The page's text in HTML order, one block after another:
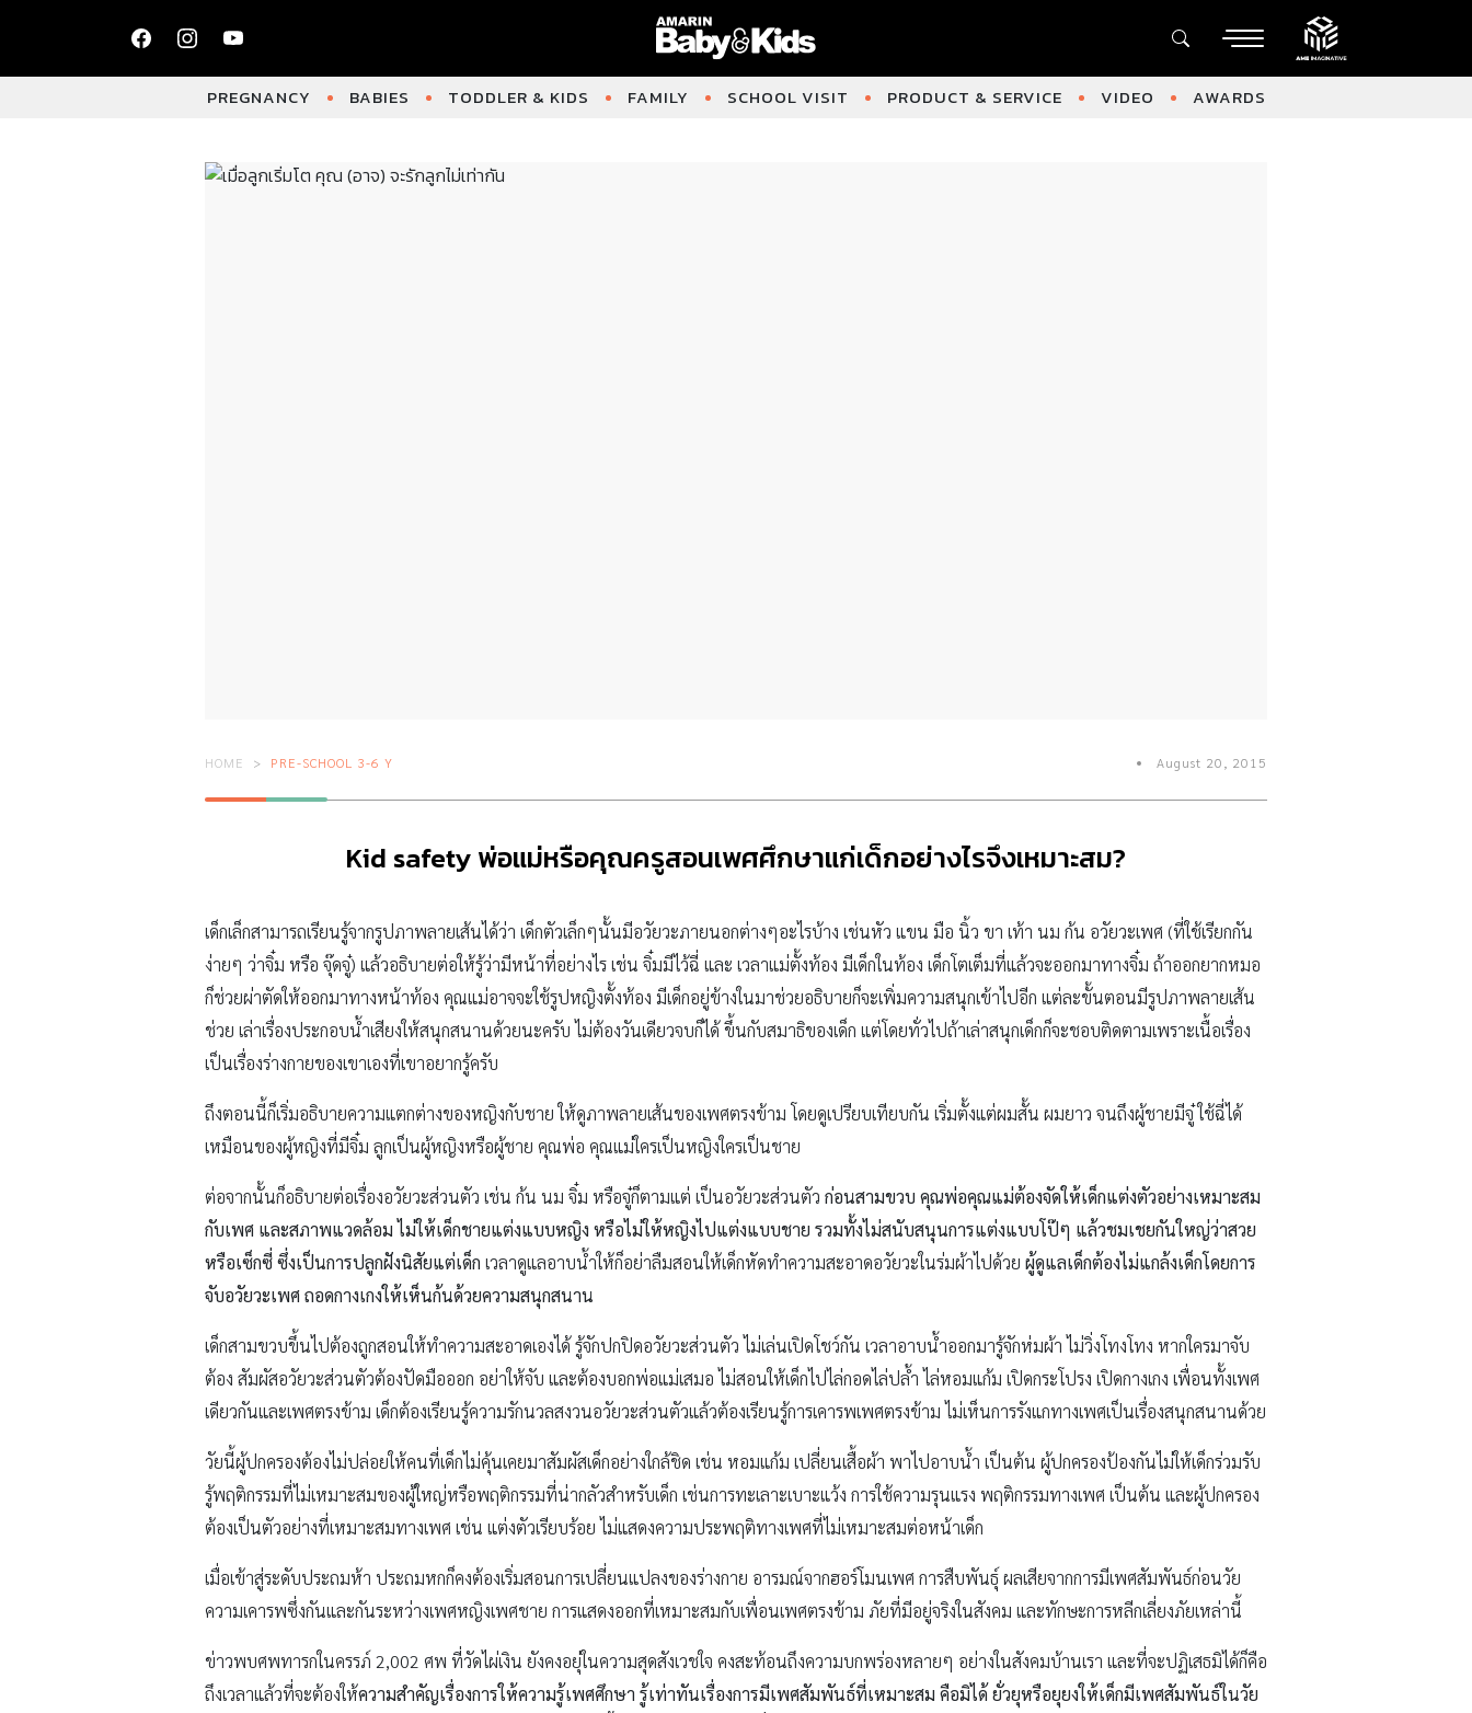
PREGNANCY BABIES TODDLER & KIDS FAMILY SCHOOL VISIT PRODUCT & SERVICE VIDEO AWARDS
HOME PRE-SCHOOL 3-6 Y August 20, 2015
Kid safety พ่อแม่หรือคุณครูสอนเพศศึกษาแก่เด็กอย่างไรจึงเหมาะสม?
เด็กเล็กสามารถเรียนรู้จากรูปภาพลายเส้นได้ว่า เด็กตัวเล็กๆนั้นมีอวัยวะภายนอกต่างๆอะไรบ้าง เช่นหัว แขน มือ นิ้ว ขา เท้า นม ก้น อวัยวะเพศ (ที่ใช้เรียกกัน
ง่ายๆ ว่าจิ๋ม หรือ จุ๊ดจู๋) แล้วอธิบายต่อให้รู้ว่ามีหน้าที่อย่างไร เช่น จิ๋มมีไว้ฉี่ และ เวลาแม่ตั้งท้อง มีเด็กในท้อง เด็กโตเต็มที่แล้วจะออกมาทางจิ๋ม ถ้าออกยากหมอ
ก็ช่วยผ่าตัดให้ออกมาทางหน้าท้อง คุณแม่อาจจะใช้รูปหญิงตั้งท้อง มีเด็กอยู่ข้างในมาช่วยอธิบายก็จะเพิ่มความสนุกเข้าไปอีก แต่ละขั้นตอนมีรูปภาพลายเส้น
ช่วย เล่าเรื่องประกอบน้ำเสียงให้สนุกสนานด้วยนะครับ ไม่ต้องวันเดียวจบก็ได้ ขึ้นกับสมาธิของเด็ก แต่โดยทั่วไปถ้าเล่าสนุกเด็กก็จะชอบติดตามเพราะเนื้อเรื่อง
เป็นเรื่องร่างกายของเขาเองที่เขาอยากรู้ครับ
ถึงตอนนี้ก็เริ่มอธิบายความแตกต่างของหญิงกับชาย ให้ดูภาพลายเส้นของเพศตรงข้าม โดยดูเปรียบเทียบกัน เริ่มตั้งแต่ผมสั้น ผมยาว จนถึงผู้ชายมีจู๋ ใช้ฉี่ได้
เหมือนของผู้หญิงที่มีจิ๋ม ลูกเป็นผู้หญิงหรือผู้ชาย คุณพ่อ คุณแม่ใครเป็นหญิงใครเป็นชาย
ต่อจากนั้นก็อธิบายต่อเรื่องอวัยวะส่วนตัว เช่น ก้น นม จิ๋ม หรือจู๋ก็ตามแต่ เป็นอวัยวะส่วนตัว ก่อนสามขวบ คุณพ่อคุณแม่ต้องจัดให้เด็กแต่งตัวอย่างเหมาะสม
กับเพศ และสภาพแวดล้อม ไม่ให้เด็กชายแต่งแบบหญิง หรือไม่ให้หญิงไปแต่งแบบชาย รวมทั้งไม่สนับสนุนการแต่งแบบโป๊ๆ แล้วชมเชยกันใหญ่ว่าสวย
หรือเซ็กซี่ ซึ่งเป็นการปลูกฝังนิสัยแต่เด็ก เวลาดูแลอาบน้ำให้ก็อย่าลืมสอนให้เด็กหัดทำความสะอาดอวัยวะในร่มผ้าไปด้วย ผู้ดูแลเด็กต้องไม่แกล้งเด็กโดยการ
จับอวัยวะเพศ ถอดกางเกงให้เห็นก้นด้วยความสนุกสนาน
เด็กสามขวบขึ้นไปต้องถูกสอนให้ทำความสะอาดเองได้ รู้จักปกปิดอวัยวะส่วนตัว ไม่เล่นเปิดโชว์กัน เวลาอาบน้ำออกมารู้จักห่มผ้า ไม่วิ่งโทงโทง หากใครมาจับ
ต้อง สัมผัสอวัยวะส่วนตัวต้องปัดมือออก อย่าให้จับ และต้องบอกพ่อแม่เสมอ ไม่สอนให้เด็กไปไล่กอดไล่ปล้ำ ไล่หอมแก้ม เปิดกระโปรง เปิดกางเกง เพื่อนทั้งเพศ
เดียวกันและเพศตรงข้าม เด็กต้องเรียนรู้ความรักนวลสงวนอวัยวะส่วนตัวแล้วต้องเรียนรู้การเคารพเพศตรงข้าม ไม่เห็นการรังแกทางเพศเป็นเรื่องสนุกสนานด้วย
วัยนี้ผู้ปกครองต้องไม่ปล่อยให้คนที่เด็กไม่คุ้นเคยมาสัมผัสเด็กอย่างใกล้ชิด เช่น หอมแก้ม เปลี่ยนเสื้อผ้า พาไปอาบน้ำ เป็นต้น ผู้ปกครองป้องกันไม่ให้เด็กร่วมรับ
รู้พฤติกรรมที่ไม่เหมาะสมของผู้ใหญ่หรือพฤติกรรมที่น่ากลัวสำหรับเด็ก เช่นการทะเลาะเบาะแว้ง การใช้ความรุนแรง พฤติกรรมทางเพศ เป็นต้น และผู้ปกครอง
ต้องเป็นตัวอย่างที่เหมาะสมทางเพศ เช่น แต่งตัวเรียบร้อย ไม่แสดงความประพฤติทางเพศที่ไม่เหมาะสมต่อหน้าเด็ก
เมื่อเข้าสู่ระดับประถมห้า ประถมหกก็คงต้องเริ่มสอนการเปลี่ยนแปลงของร่างกาย อารมณ์จากฮอร์โมนเพศ การสืบพันธ์ุ ผลเสียจากการมีเพศสัมพันธ์ก่อนวัย
ความเคารพซึ่งกันและกันระหว่างเพศหญิงเพศชาย การแสดงออกที่เหมาะสมกับเพื่อนเพศตรงข้าม ภัยที่มีอยู่จริงในสังคม และทักษะการหลีกเลี่ยงภัยเหล่านี้
ข่าวพบศพทารกในครรภ์ 2,002 ศพ ที่วัดไผ่เงิน ยังคงอยุ่ในความสุดสังเวชใจ คงสะท้อนถึงความบกพร่องหลายๆ อย่างในสังคมบ้านเรา และที่จะปฏิเสธมิได้ก็คือ
ถึงเวลาแล้วที่จะต้องให้ความสำคัญเรื่องการให้ความรู้เพศศึกษา รู้เท่าทันเรื่องการมีเพศสัมพันธ์ที่เหมาะสม คือมิได้ ยั่วยุหรือยุยงให้เด็กมีเพศสัมพันธ์ในวัย